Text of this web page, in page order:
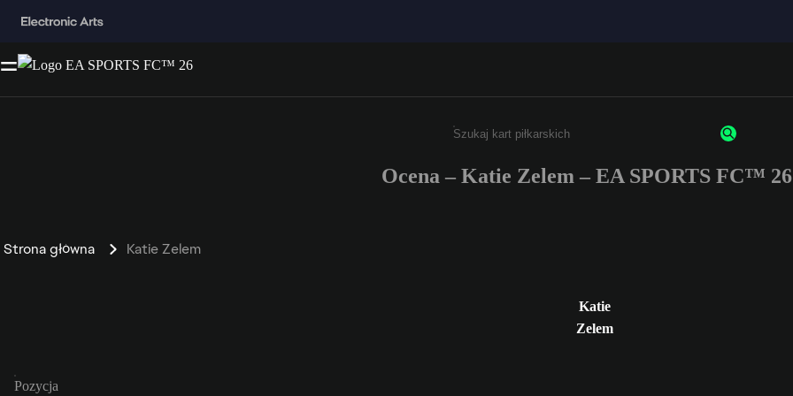
Wpisz co najmniej 3 znaki lub cyfry.
Ocena – Katie Zelem – EA SPORTS FC™
Strona główna Katie Zelem
Katie
Zelem
Pozycja